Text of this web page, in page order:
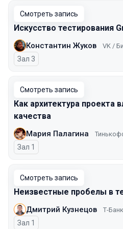
Смотреть запись
Искусство тестирования
Константин Жуков VK /
Зал 3
Смотреть запись
Как архитектура проекта
качества
Мария Палагина
Зал 1
Смотреть запись
Неизвестные пробелы в
Дмитрий Кузнецов Т-Банк
Зал 1